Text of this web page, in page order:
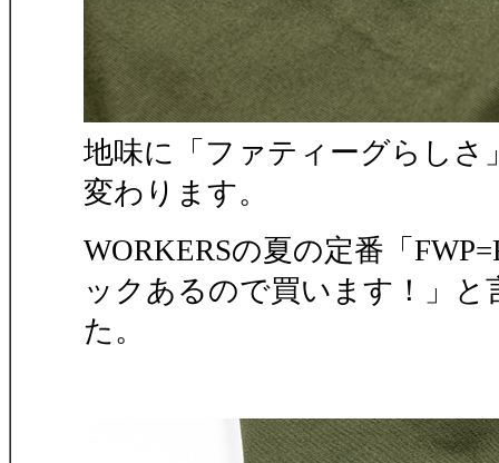
地味に「ファティーグらし
変わります。
WORKERSの夏の定番「
ックあるので買います！」
た。